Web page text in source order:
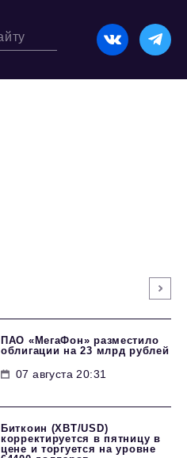
ПАО «МегаФон» разместило
облигации на 23 млрд рублей
07 августа 20:31
Биткоин (XBT/USD)
корректируется в пятницу в
цене и торгуется на уровне